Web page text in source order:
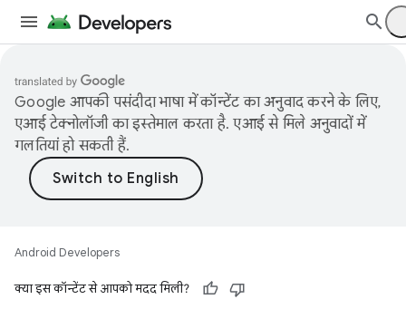
Google आपकी पसंदीदा भाषा में कॉन्टेंट का अनुवाद करने के लिए,
एआई टेक्नोलॉजी का इस्तेमाल करता है. एआई से मिले अनुवादों में
गलतियां हो सकती हैं.
Android Developers
क्या इस कॉन्टेंट से आपको मदद मिली?